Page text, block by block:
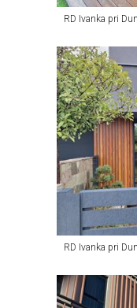
RD Ivanka pri
RD Ivanka pri